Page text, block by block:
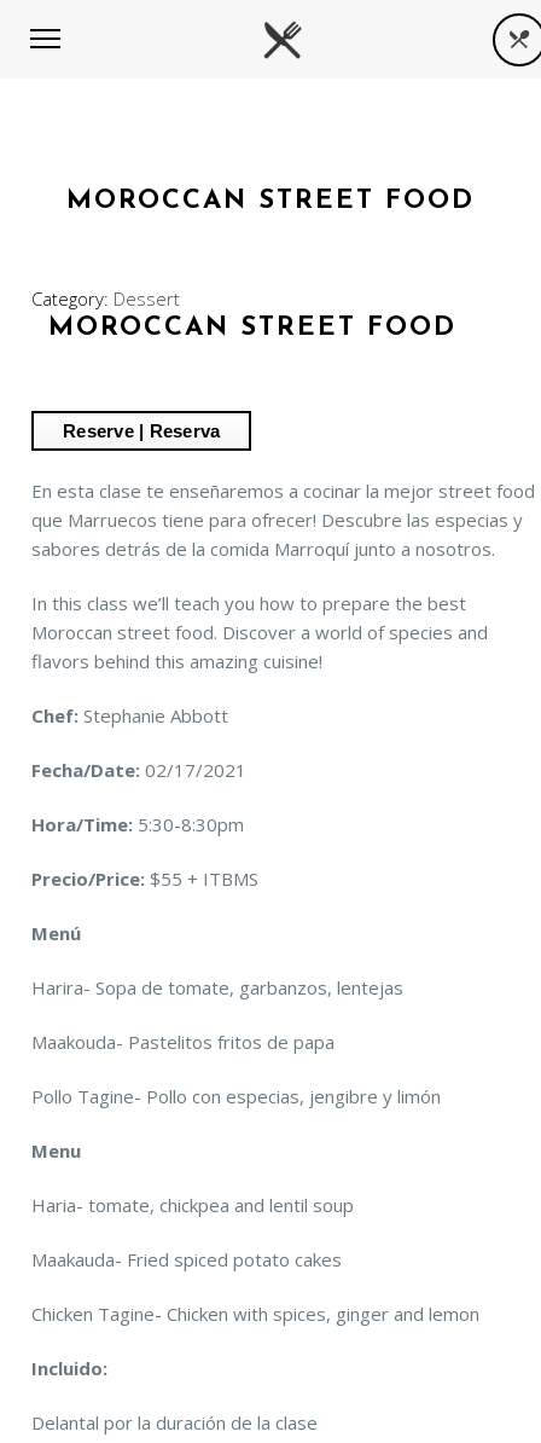
MOROCCAN STREET FOOD
Category: Dessert
MOROCCAN STREET FOOD
En esta clase te enseñaremos a cocinar la mejor street food
que Marruecos tiene para ofrecer! Descubre las especias y
sabores detrás de la comida Marroquí junto a nosotros.
In this class we’ll teach you how to prepare the best
Moroccan street food. Discover a world of species and
flavors behind this amazing cuisine!
Chef: Stephanie Abbott
Fecha/Date:02/17/2021
Hora/Time: 5:30-8:30pm
Precio/Price: $55 + ITBMS
Menú
Harira- Sopa de tomate, garbanzos, lentejas
Maakouda- Pastelitos fritos de papa
Pollo Tagine- Pollo con especias, jengibre y limón
Menu
Haria- tomate, chickpea and lentil soup
Maakauda- Fried spiced potato cakes
Chicken Tagine- Chicken with spices, ginger and lemon
Incluido:
Delantal por la duración de la clase